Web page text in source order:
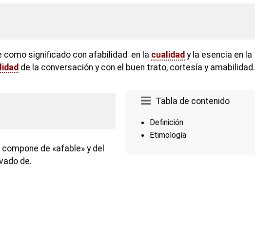
como significado con afabilidad en la cualidad y la esencia en la
de la conversación y con el buen trato, cortesía y amabilidad.
Tabla de contenido
Definición
Etimología
de «afable» y del
de.